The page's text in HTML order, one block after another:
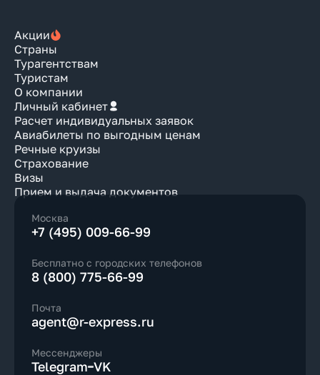
Акции
Страны
Турагентствам
Туристам
О компании
Личный кабинет
Расчет индивидуальных заявок
Авиабилеты по выгодным ценам
Речные круизы
Страхование
Визы
Прием и выдача документов
Москва
+7 (495) 009-66-99
Бесплатно с городских телефонов
8 (800) 775-66-99
Почта
agent@r-express.ru
Мессенджеры
Telegram VK